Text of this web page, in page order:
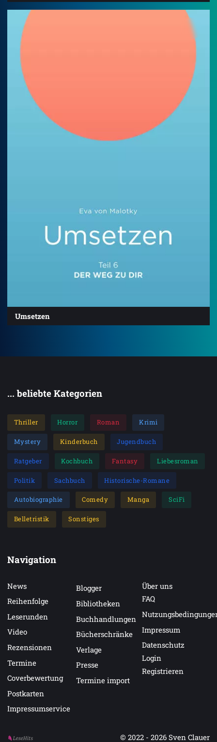
Umsetzen
... beliebte Kategorien
Thriller Horror Roman Krimi
Mystery Kinderbuch Jugendbuch
Ratgeber Kochbuch Fantasy Liebesroman
Politik Sachbuch Historische-Romane
Autobiographie Comedy Manga SciFi
Belletristik Sonstiges
Navigation
News
Reihenfolge
Leserunden
Video
Rezensionen
Termine
Coverbewertung
Postkarten
Impressumservice
Blogger
Bibliotheken
Buchhandlungen
Bücherschränke
Verlage
Presse
Termine import
Über uns
FAQ
Impressum
Datenschutz
Login
Registrieren
© 2022 - 2026 Sven Clauer